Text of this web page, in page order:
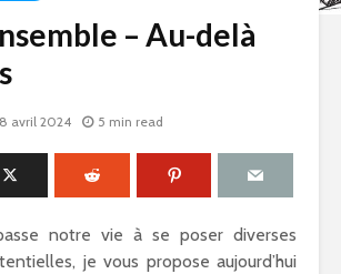
– Au-delà
avril 2024 5 min read
notre vie à se poser diverses
je vous propose aujourd’hui